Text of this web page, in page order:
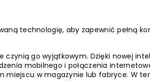
technologię, aby zapewnić pełną
czynią go wyjątkowym. Dzięki nowej
mobilnego i połączenia
w magazynie lub fabryce. W